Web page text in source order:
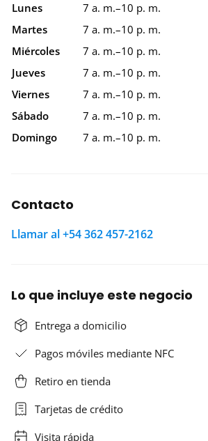
Lunes
7 a. m.–10 p. m.
Martes
7 a. m.–10 p. m.
Miércoles
7 a. m.–10 p. m.
Jueves
7 a. m.–10 p. m.
Viernes
7 a. m.–10 p. m.
Sábado
7 a. m.–10 p. m.
Domingo
7 a. m.–10 p. m.
Contacto
Llamar al +54 362 457-2162
Lo que incluye este negocio
Entrega a domicilio
Pagos móviles mediante NFC
Retiro en tienda
Tarjetas de crédito
Visita rápida